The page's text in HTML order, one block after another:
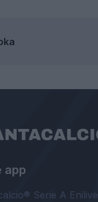
app
Serie A Enilive